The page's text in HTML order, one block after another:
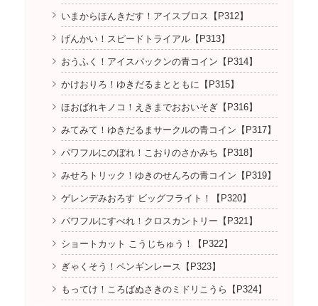
いまからほんきだす！アイスブロス【P312】
げんかい！スピードトライアル【P313】
おうふく！アイスパックンの青コイン【P314】
かけおりろ！ゆきだるまとともに【P315】
ほおばれキノコ！えきまでおおいそぎ【P316】
みてみて！ゆきだるまサークルの青コイン【P317】
パワフルにのぼれ！こおりのさかみち【P318】
みせろトリック！ゆきのせんろの青コイン【P319】
ゲレンデみおろす ビッグフライト！【P320】
パワフルにすべれ！クロスカントリー【P321】
ショートカット こうじちゅう！【P322】
ぎゃくそう！ペンギンレース【P323】
もってけ！ころばぬさきのミドリこうら【P324】